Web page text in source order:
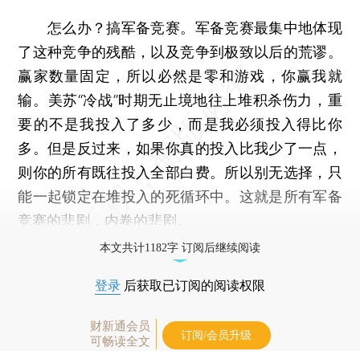
怎么办？搞军备竞赛。军备竞赛最集中地体现
了这种竞争的残酷，以及竞争到极致以后的荒谬。
赢家数量固定，所以必然是零和游戏，你赢我就
输。美苏“冷战”时期无止境地往上堆积杀伤力，重
要的不是我投入了多少，而是我必须投入得比你
多。但是反过来，如果你真的投入比我少了一点，
则你的所有既往投入全部白费。所以别无选择，只
能一起锁定在堆投入的死循环中。这就是所有军备
竞赛的悲剧，内卷的悲剧。
本文共计1182字 订阅后继续阅读
登录 后获取已订阅的阅读权限
财新通会员
可畅读全文
订阅/会员升级